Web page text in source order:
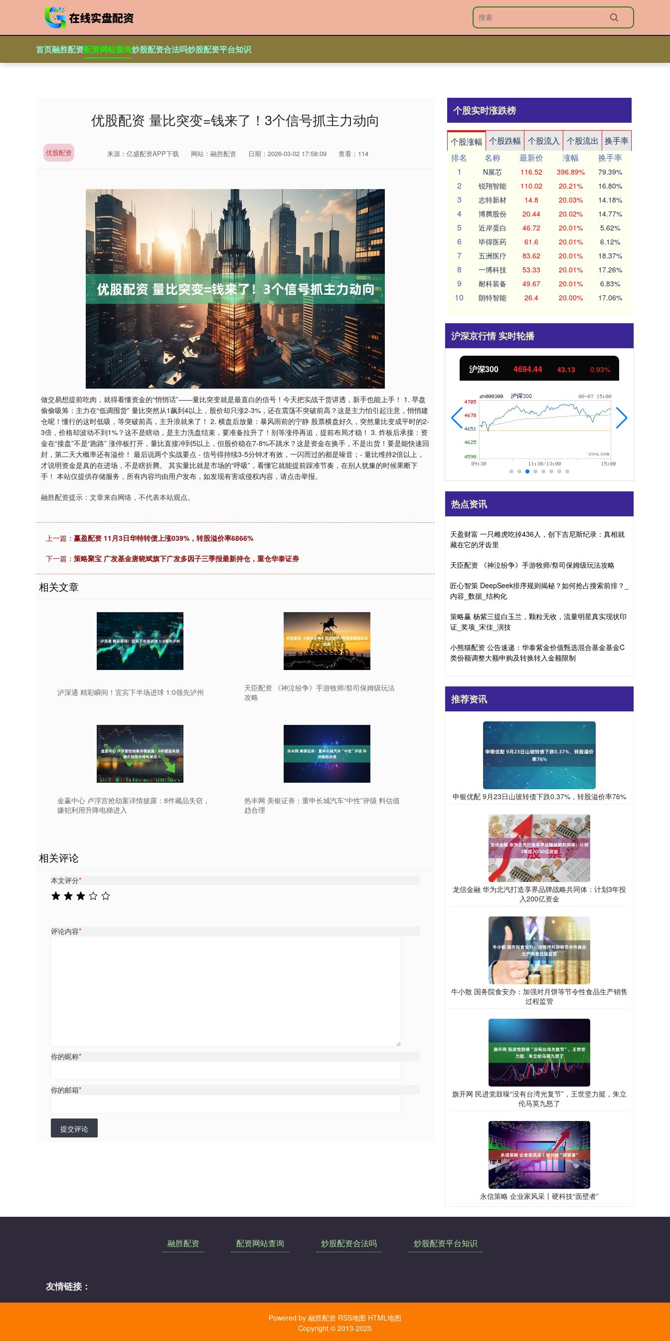
首页融胜配资配资网站查询炒股配资合法吗炒股配资平台知识
优股配资 量比突变=钱来了！3个信号抓主力动向
优股配资 来源：亿盛配资APP下载 网站：融胜配资 日期：2026-03-02 17:58:09 查看：114
做交易想提前吃肉，就得看懂资金的“悄悄话”——量比突变就是最直白的信号！今天把实战干货讲透，新手也能上手！ 1. 早盘
偷偷吸筹：主力在“低调囤货” 量比突然从1飙到4以上，股价却只涨2-3%，还在震荡不突破前高？这是主力怕引起注意，悄悄建
仓呢！懂行的这时低吸，等突破前高，主升浪就来了！ 2. 横盘后放量：暴风雨前的宁静 股票横盘好久，突然量比变成平时的2-
3倍，价格却波动不到1%？这不是瞎动，是主力洗盘结束，要准备拉升了！别等涨停再追，提前布局才稳！ 3. 炸板后承接：资
金在“接盘”不是“跑路” 涨停板打开，量比直接冲到5以上，但股价稳在7-8%不跳水？这是资金在换手，不是出货！要是能快速回
封，第二天大概率还有溢价！ 最后说两个实战要点 - 信号得持续3-5分钟才有效，一闪而过的都是噪音；- 量比维持2倍以上，
才说明资金是真的在进场，不是瞎折腾。 其实量比就是市场的“呼吸”，看懂它就能提前踩准节奏，在别人犹豫的时候果断下
手！ 本站仅提供存储服务，所有内容均由用户发布，如发现有害或侵权内容，请点击举报。
融胜配资提示：文章来自网络，不代表本站观点。
上一篇： 赢盈配资 11月3日华特转债上涨039%，转股溢价率6866%
下一篇： 策略聚宝 广发基金唐晓斌旗下广发多因子三季报最新持仓，重仓华泰证券
相关文章
泸深通 精彩瞬间！宜宾下半场进球 1:0领先泸州
天臣配资 《神泣纷争》手游牧师/祭司保姆级玩法
攻略
金赢中心 卢浮宫抢劫案详情披露：8件藏品失窃，
嫌犯利用升降电梯进入
热丰网 美银证券：重申长城汽车“中性”评级 料估值
趋合理
相关评论
本文评分*
评论内容*
你的昵称*
你的邮箱*
提交评论
个股实时涨跌榜
个股涨幅 个股跌幅 个股流入 个股流出
换手率
排名
名称 最新价 涨幅
换手率
1
N展芯 116.52 396.89% 79.39%
2 锐翔智能 110.02 20.21% 16.80%
3 志特新材 14.8 20.03% 14.18%
4 博腾股份 20.44 20.02% 14.77%
5 近岸蛋白 46.72 20.01% 5.62%
6 毕得医药 61.6 20.01% 6.12%
7 五洲医疗 83.62 20.01% 18.37%
8 一博科技 53.33 20.01% 17.26%
9 耐科装备 49.67 20.01% 6.83%
10 朗特智能 26.4 20.00% 17.06%
沪深京行情 实时轮播
深证成指 14311.01 1.42% 沪深300 4694.44 43.13 北证50 1134.24 11.37 1.01%
热点资讯
天盈财富 一只雌虎吃掉436人，创下吉尼斯纪录：真相就
藏在它的牙齿里
天臣配资 《神泣纷争》手游牧师/祭司保姆级玩法攻略
匠心智策 DeepSeek排序规则揭秘？如何抢占搜索前排？_
内容_数据_结构化
策略赢 杨紫三提白玉兰，颗粒无收，流量明星真实现状印
证_奖项_宋佳_演技
小熊猫配资 公告速递：华泰紫金价值甄选混合基金基金C
类份额调整大额申购及转换转入金额限制
推荐资讯
申银优配 9月23日山玻转债下跌0.37%，转股溢价率76%
龙信金融 华为北汽打造享界品牌战略共同体：计划3年投
入200亿资金
牛小散 国务院食安办：加强对月饼等节令性食品生产销售
过程监管
旗开网 民进党鼓噪“没有台湾光复节”，王世坚力挺，朱立
伦马英九怒了
永信策略 企业家风采丨硬科技“面壁者”
融胜配资 配资网站查询 炒股配资合法吗 炒股配资平台知识
友情链接：
Powered by 融胜配资 RSS地图 HTML地图
Copyright © 2013-2025